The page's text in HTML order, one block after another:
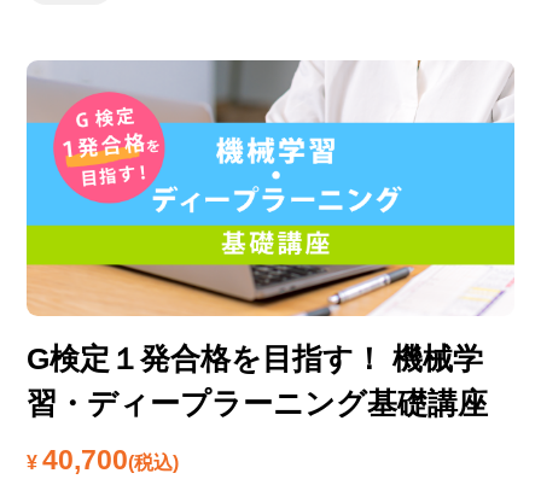
G検定１発合格を目指す！ 機械学
習・ディープラーニング基礎講座
¥40,700(税込)